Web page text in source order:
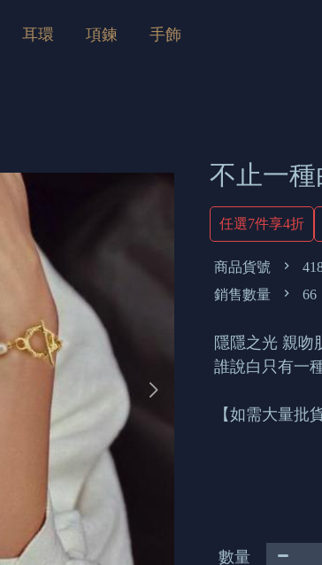
耳環 項鍊 手飾
不止一種
任選7件享4折
商品貨號
銷售數量
66
隱隱之光 親吻
誰說白只有一
【如需大量批
數量